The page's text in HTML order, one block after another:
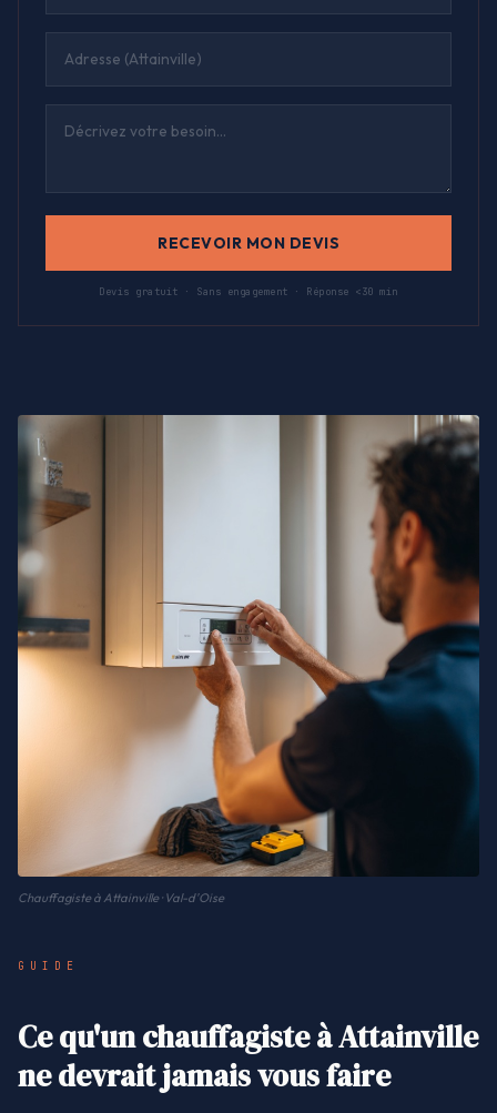
RECEVOIR MON DEVIS
Devis gratuit · Sans engagement · Réponse <30 min
Chauffagiste à Attainville · Val-d'Oise
GUIDE
Ce qu'un chauffagiste à Attainville
ne devrait jamais vous faire